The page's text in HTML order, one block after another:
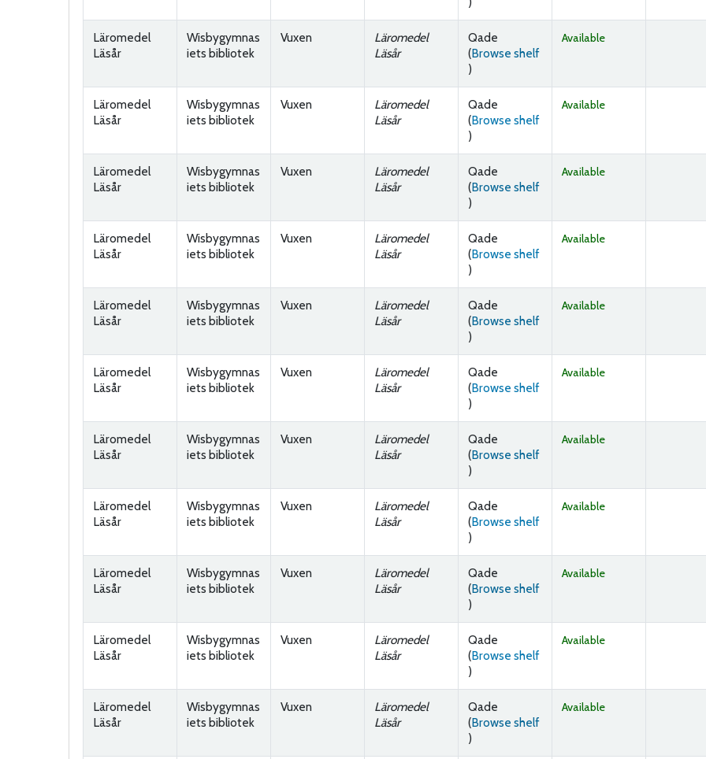
Läromedel
Läsår
Wisbygymnas
iets bibliotek
Vuxen
Läromedel
Läsår
Qade
(Browse shelf
(Opens below)
)
Available
Läromedel
Läsår
Wisbygymnas
iets bibliotek
Vuxen
Läromedel
Läsår
Qade
(Browse shelf
(Opens below)
)
Available
Läromedel
Läsår
Wisbygymnas
iets bibliotek
Vuxen
Läromedel
Läsår
Qade
(Browse shelf
(Opens below)
)
Available
Läromedel
Läsår
Wisbygymnas
iets bibliotek
Vuxen
Läromedel
Läsår
Qade
(Browse shelf
(Opens below)
)
Available
Läromedel
Läsår
Wisbygymnas
iets bibliotek
Vuxen
Läromedel
Läsår
Qade
(Browse shelf
(Opens below)
)
Available
Läromedel
Läsår
Wisbygymnas
iets bibliotek
Vuxen
Läromedel
Läsår
Qade
(Browse shelf
(Opens below)
)
Available
Läromedel
Läsår
Wisbygymnas
iets bibliotek
Vuxen
Läromedel
Läsår
Qade
(Browse shelf
(Opens below)
)
Available
Läromedel
Läsår
Wisbygymnas
iets bibliotek
Vuxen
Läromedel
Läsår
Qade
(Browse shelf
(Opens below)
)
Available
Läromedel
Läsår
Wisbygymnas
iets bibliotek
Vuxen
Läromedel
Läsår
Qade
(Browse shelf
(Opens below)
)
Available
Läromedel
Läsår
Wisbygymnas
iets bibliotek
Vuxen
Läromedel
Läsår
Qade
(Browse shelf
(Opens below)
)
Available
Läromedel
Läsår
Wisbygymnas
iets bibliotek
Vuxen
Läromedel
Läsår
Qade
(Browse shelf
(Opens below)
)
Available